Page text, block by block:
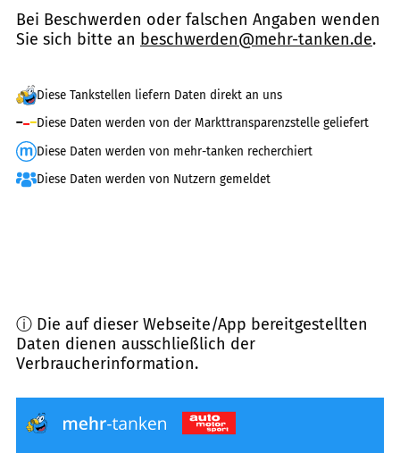
Bei Beschwerden oder falschen Angaben wenden
Sie sich bitte an beschwerden@mehr-tanken.de.
Diese Tankstellen liefern Daten direkt an uns
Diese Daten werden von der Markttransparenzstelle geliefert
Diese Daten werden von mehr-tanken recherchiert
Diese Daten werden von Nutzern gemeldet
ⓘ Die auf dieser Webseite/App bereitgestellten
Daten dienen ausschließlich der
Verbraucherinformation.